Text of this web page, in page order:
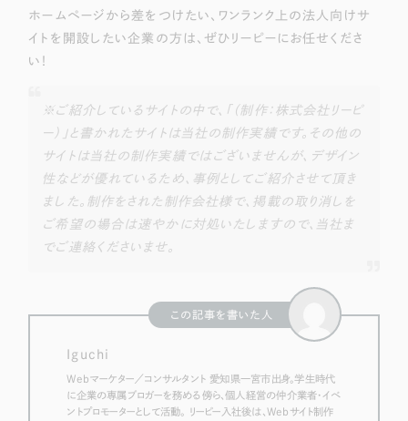
ホームページから差をつけたい、ワンランク上の法人向けサ
イトを開設したい企業の方は、ぜひリーピーにお任せくださ
い！
※ご紹介しているサイトの中で、「（制作：株式会社リーピ
ー）」と書かれたサイトは当社の制作実績です。その他の
サイトは当社の制作実績ではございませんが、デザイン
性などが優れているため、事例としてご紹介させて頂き
ました。制作をされた制作会社様で、掲載の取り消しを
ご希望の場合は速やかに対処いたしますので、当社ま
でご連絡くださいませ。
この記事を書いた人
Iguchi
Webマーケター／コンサルタント 愛知県一宮市出身。学生時代
に企業の専属ブロガーを務める傍ら、個人経営の仲介業者・イベ
ントプロモーターとして活動。 リーピー入社後は、Webサイト制作